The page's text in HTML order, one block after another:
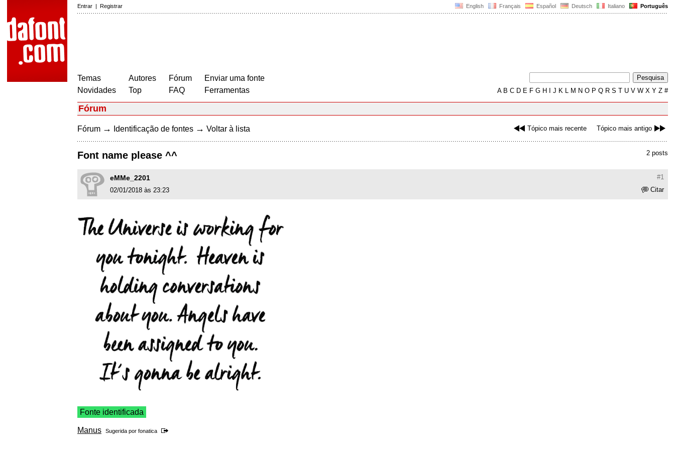
English Français Español Deutsch Italiano Português
Entrar | Registrar
Temas
Novidades
Autores
Top
Fórum
FAQ
Enviar uma fonte
Ferramentas
AB C D E F G H J K L M N O P Q R S T U V W X Y Z #
Fórum
Tópico mais recente Tópico mais antigo
Fórum → Identificação de fontes → Voltar à lista
2 posts
Font name please ^^
#1
eMMe_2201
Citar
02/01/2018 às 23:23
Fonte identificada
Manus Sugerida por fonatica